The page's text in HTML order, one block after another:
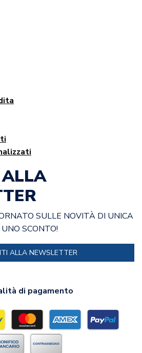
SULLE NOVITÀ DI UNICA
SCONTO!
ALLA NEWSLETTER
di pagamento